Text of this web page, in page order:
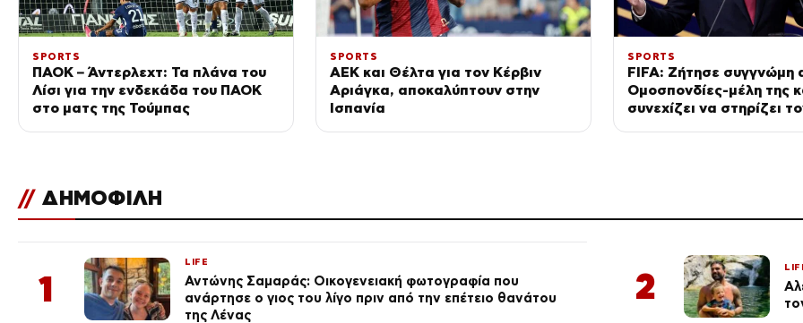
SPORTS
ΠΑΟΚ – Άντερλεχτ: Τα πλάνα του
Λίσι για την ενδεκάδα του ΠΑΟΚ
στο ματς της Τούμπας
SPORTS
ΑΕΚ και Θέλτα για τον Κέρβιν
Αριάγκα, αποκαλύπτουν στην
Ισπανία
SPORTS
FIFA: Ζήτησε συγγνώμη
Ομοσπονδίες-μέλη της
συνεχίζει να στηρίζει
// ΔΗΜΟΦΙΛΗ
1
LIFE
Αντώνης Σαμαράς: Οικογενειακή φωτογραφία που
ανάρτησε ο γιος του λίγο πριν από την επέτειο θανάτου
της Λένας
2